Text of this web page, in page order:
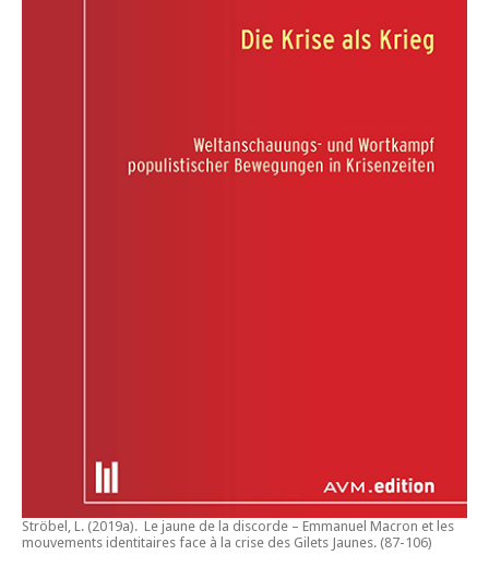
Ströbel, L. (2019a). Le jaune de la discorde – Emmanuel Macron et les
mouvements identitaires face à la crise des Gilets Jaunes. (87-106)